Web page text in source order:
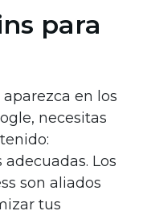
para
en los
necesitas
Los
son aliados
tus